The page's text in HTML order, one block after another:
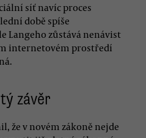
síť navíc proces
době spíše
Langeho zůstává nenávist
internetovém prostředí
závěr
že v novém zákoně nejde